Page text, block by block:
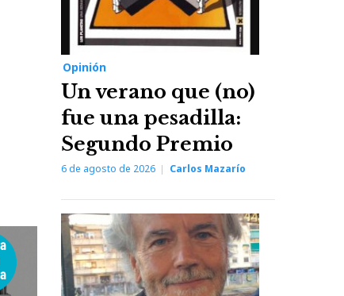
Opinión
Un verano que (no)
fue una pesadilla:
Segundo Premio
6 de agosto de 2026 Carlos Mazarío